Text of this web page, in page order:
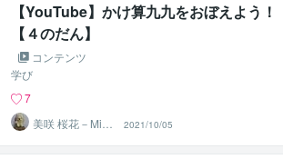
【YouTube】かけ算九九をおぼえよう！
【４のだん】
コンテンツ
学び
7
美咲 桜花－Misa
ki Ohka－
2021/10/05